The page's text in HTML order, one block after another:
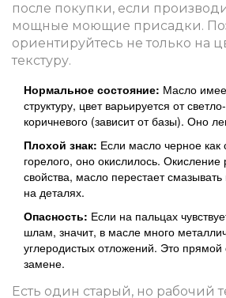
после покупки, если
мощные моющие присадки.
ориентируйтесь не только на
текстуру.
Нормальное состояние: Масло
структуру, цвет варьируется от
коричневого (зависит от базы). Оно
Плохой знак: Если масло черное
горелого, оно окислилось. Окисление
свойства, масло перестает
на деталях.
Опасность: Если на пальцах
шлам, значит, в масле много
углеродистых отложений. Это
замене.
Есть один старый, но рабочий